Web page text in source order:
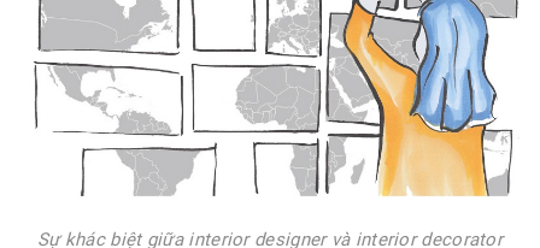
Sự khác biệt giữa interior designer và interior decorator